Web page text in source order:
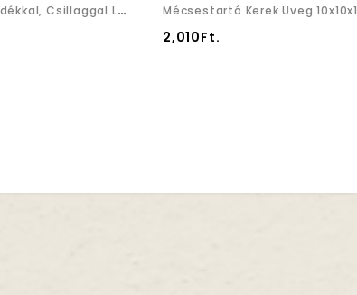
Szarvas Ajándékkal, Csillaggal Lógólábú Poly 7x5x19cm Piros 2 Féle
2,010Ft.